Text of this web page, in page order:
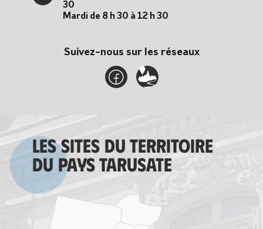
30
Mardi de 8 h 30 à 12 h 30
Suivez-nous sur les réseaux
Les sites du territoire
du Pays tarusate